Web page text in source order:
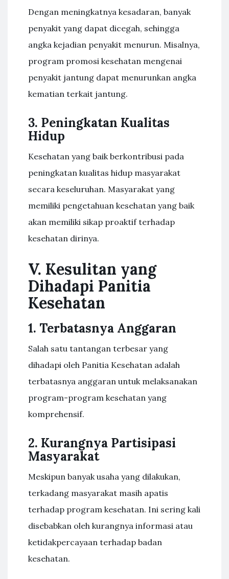
Dengan meningkatnya kesadaran, banyak
penyakit yang dapat dicegah, sehingga
angka kejadian penyakit menurun. Misalnya,
program promosi kesehatan mengenai
penyakit jantung dapat menurunkan angka
kematian terkait jantung.
3. Peningkatan Kualitas
Hidup
Kesehatan yang baik berkontribusi pada
peningkatan kualitas hidup masyarakat
secara keseluruhan. Masyarakat yang
memiliki pengetahuan kesehatan yang baik
akan memiliki sikap proaktif terhadap
kesehatan dirinya.
V. Kesulitan yang
Dihadapi Panitia
Kesehatan
1. Terbatasnya Anggaran
Salah satu tantangan terbesar yang
dihadapi oleh Panitia Kesehatan adalah
terbatasnya anggaran untuk melaksanakan
program-program kesehatan yang
komprehensif.
2. Kurangnya Partisipasi
Masyarakat
Meskipun banyak usaha yang dilakukan,
terkadang masyarakat masih apatis
terhadap program kesehatan. Ini sering kali
disebabkan oleh kurangnya informasi atau
ketidakpercayaan terhadap badan
kesehatan.